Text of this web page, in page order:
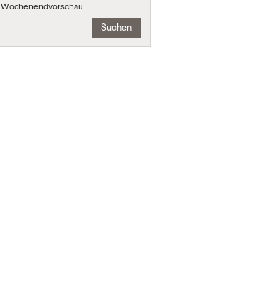
Wochenendvorschau
Suchen